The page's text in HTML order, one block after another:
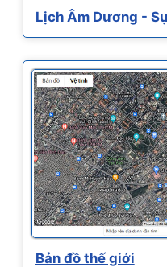
Lịch Âm Dương -
Bản đồ thế giới